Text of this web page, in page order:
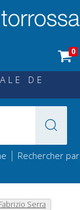
0
DE
| Rechercher par
Serra